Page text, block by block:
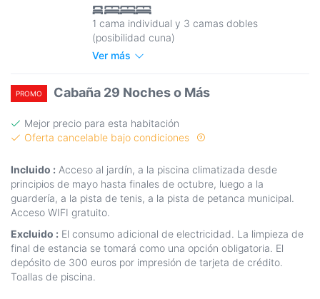
1 cama individual y 3 camas dobles
(posibilidad cuna)
Ver más
PROMO Cabaña 29 Noches o Más
Mejor precio para esta habitación
Oferta cancelable bajo condiciones
Incluido : Acceso al jardín, a la piscina climatizada desde
principios de mayo hasta finales de octubre, luego a la
guardería, a la pista de tenis, a la pista de petanca municipal.
Acceso WIFI gratuito.
Excluido : El consumo adicional de electricidad. La limpieza de
final de estancia se tomará como una opción obligatoria. El
depósito de 300 euros por impresión de tarjeta de crédito.
Toallas de piscina.